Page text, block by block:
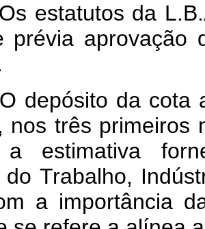
estatutos da
prévia aprovação
depósito da
nos três primeiros
a estimativa
do Trabalho,
a importância